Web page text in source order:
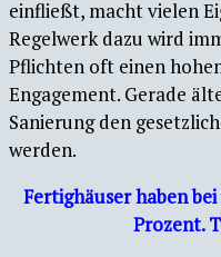
einfließt, macht vielen
Regelwerk dazu wird
Pflichten oft einen
Engagement. Gerade
Sanierung den
werden.
Fertighäuser haben
Prozent.